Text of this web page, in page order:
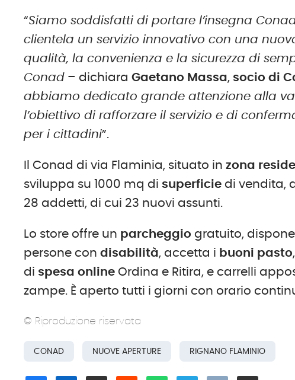
“Siamo soddisfatti di portare l’insegna
clientela un servizio innovativo con una
qualità, la convenienza e la sicurezza di
Conad – dichiaraGaetano Massa, socio di
abbiamo dedicato grande attenzione alla
l’obiettivo di rafforzare il servizio e di
per i cittadini”.
Il Conad di via Flaminia, situato inzona
sviluppa su 1000 mq di superficie di vendita,
28 addetti, di cui 23 nuovi assunti.
Lo store offre un parcheggio gratuito,
persone condisabilità, accetta i buoni pasto
di spesa online Ordina e Ritira, e carrelli
zampe. È aperto tutti i giorni con orario
© Riproduzione riservata
CONAD NUOVE APERTURE RIGNANO FLAMINIO